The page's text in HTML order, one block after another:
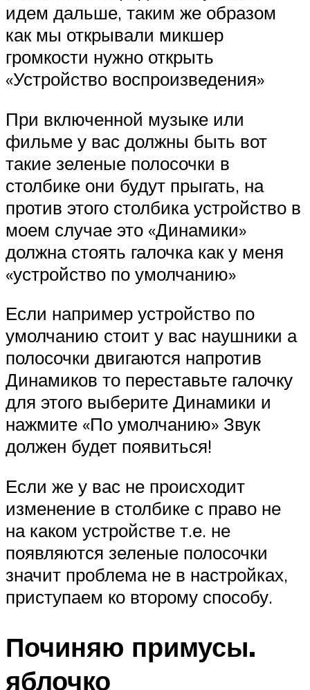
идем дальше, таким же образом
как мы открывали микшер
громкости нужно открыть
«Устройство воспроизведения»
При включенной музыке или
фильме у вас должны быть вот
такие зеленые полосочки в
столбике они будут прыгать, на
против этого столбика устройство в
моем случае это «Динамики»
должна стоять галочка как у меня
«устройство по умолчанию»
Если например устройство по
умолчанию стоит у вас наушники а
полосочки двигаются напротив
Динамиков то переставьте галочку
для этого выберите Динамики и
нажмите «По умолчанию» Звук
должен будет появиться!
Если же у вас не происходит
изменение в столбике с право не
на каком устройстве т.е. не
появляются зеленые полосочки
значит проблема не в настройках,
приступаем ко второму способу.
Починяю примусы.
яблочко